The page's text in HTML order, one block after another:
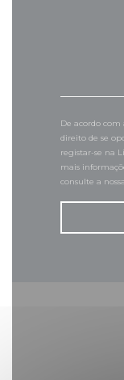
De acordo com
direito de se
registar-se na
mais
consulte a nossa